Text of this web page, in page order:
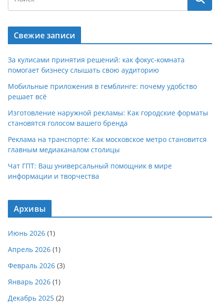
Свежие записи
За кулисами принятия решений: как фокус-комната
помогает бизнесу слышать свою аудиторию
Мобильные приложения в гемблинге: почему удобство
решает всё
Изготовление наружной рекламы: Как городские форматы
становятся голосом вашего бренда
Реклама на транспорте: Как московское метро становится
главным медиаканалом столицы
Чат ГПТ: Ваш универсальный помощник в мире
информации и творчества
Архивы
Июнь 2026 (1)
Апрель 2026 (1)
Февраль 2026 (3)
Январь 2026 (1)
Декабрь 2025 (2)